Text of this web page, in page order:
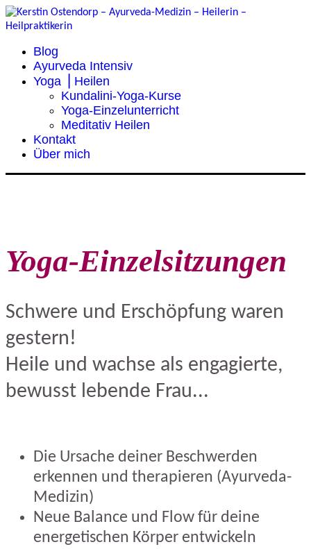
Blog
Ayurveda Intensiv
Yoga ⎥ Heilen
Kundalini-Yoga-Kurse
Yoga-Einzelunterricht
Meditativ Heilen
Kontakt
Über mich
Yoga-Einzelsitzungen
Schwere und Erschöpfung waren
gestern!
Heile und wachse als engagierte,
bewusst lebende Frau...
Die Ursache deiner Beschwerden
erkennen und therapieren (Ayurveda-
Medizin)
Neue Balance und Flow für deine
energetischen Körper entwickeln